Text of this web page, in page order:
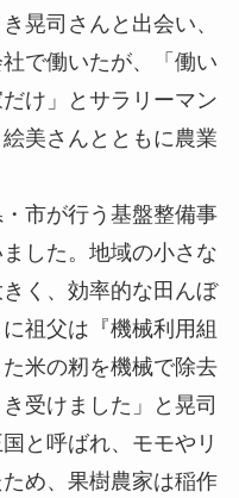
晃司さんと出会い、
で働いたが、「働い
け」とサラリーマン
美さんとともに農業
市が行う基盤整備事
した。地域の小さな
く、効率的な田んぼ
祖父は『機械利用組
米の籾を機械で除去
受けました」と晃司
と呼ばれ、モモやリ
め、果樹農家は稲作